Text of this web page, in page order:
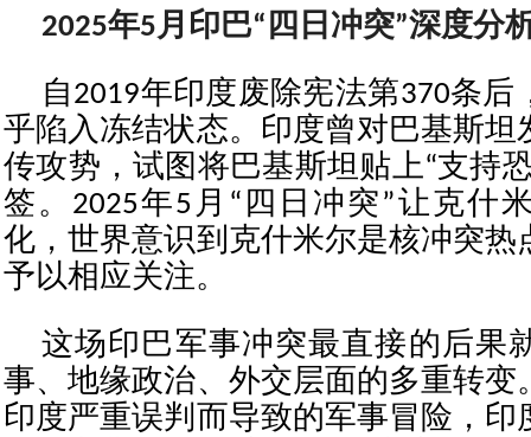
2025年5月印巴“四日冲突”深度分
自2019年印度废除宪法第370条
乎陷入冻结状态。印度曾对巴基斯坦
传攻势，试图将巴基斯坦贴上“支持
签。2025年5月“四日冲突”让克什
化，世界意识到克什米尔是核冲突热
予以相应关注。
这场印巴军事冲突最直接的后果
事、地缘政治、外交层面的多重转变
印度严重误判而导致的军事冒险，印